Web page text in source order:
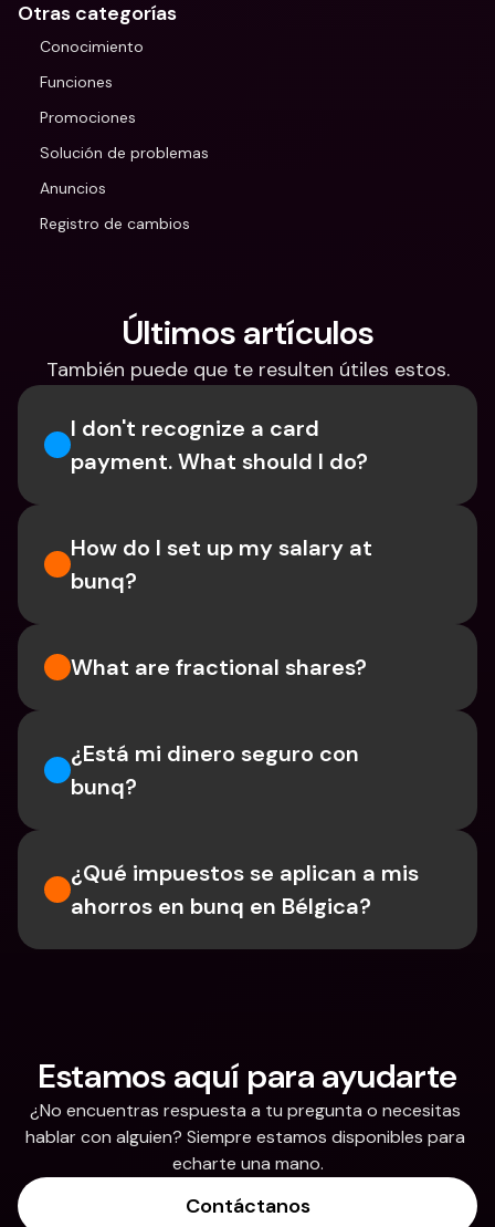
Otras categorías
Conocimiento
Funciones
Promociones
Solución de problemas
Anuncios
Registro de cambios
Últimos artículos
También puede que te resulten útiles estos.
I don't recognize a card
payment. What should I do?
How do I set up my salary at
bunq?
What are fractional shares?
¿Está mi dinero seguro con
bunq?
¿Qué impuestos se aplican a mis
ahorros en bunq en Bélgica?
Estamos aquí para ayudarte
¿No encuentras respuesta a tu pregunta o necesitas
hablar con alguien? Siempre estamos disponibles para
echarte una mano.
Contáctanos